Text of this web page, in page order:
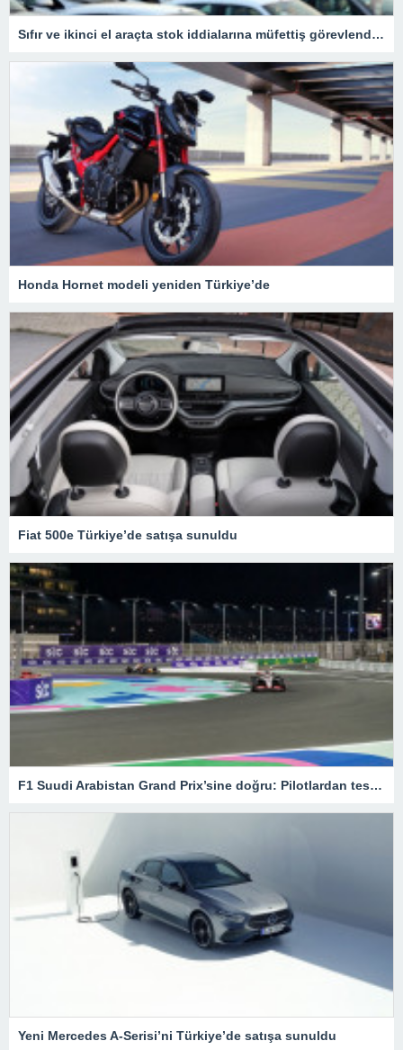
Sıfır ve ikinci el araçta stok iddialarına müfettiş görevlendirildi
Honda Hornet modeli yeniden Türkiye’de
Fiat 500e Türkiye’de satışa sunuldu
F1 Suudi Arabistan Grand Prix’sine doğru: Pilotlardan test sürüşleri – Son Dakika Spor Haberleri
Yeni Mercedes A-Serisi’ni Türkiye’de satışa sunuldu